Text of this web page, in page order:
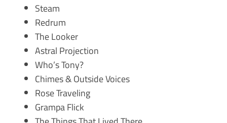
Steam
Redrum
The Looker
Astral Projection
Who’s Tony?
Chimes & Outside Voices
Rose Traveling
Grampa Flick